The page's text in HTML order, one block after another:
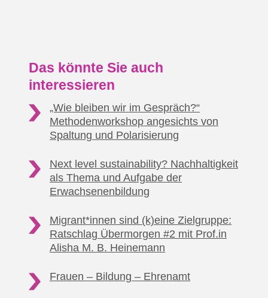
Das könnte Sie auch
interessieren
„Wie bleiben wir im Gespräch?“
Methodenworkshop angesichts von
Spaltung und Polarisierung
Next level sustainability? Nachhaltigkeit
als Thema und Aufgabe der
Erwachsenenbildung
Migrant*innen sind (k)eine Zielgruppe:
Ratschlag Übermorgen #2 mit Prof.in
Alisha M. B. Heinemann
Frauen – Bildung – Ehrenamt